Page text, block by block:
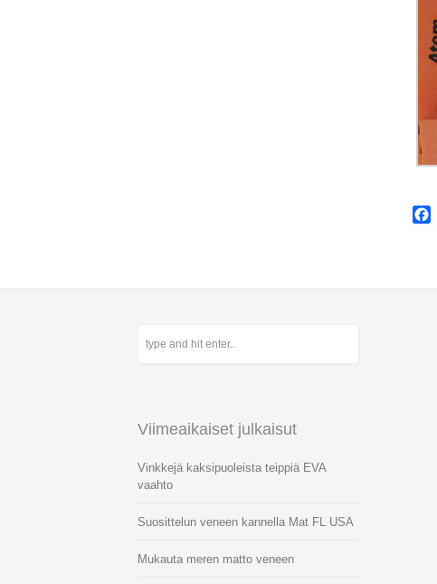
Viimeaikaiset julkaisut
Vinkkejä kaksipuoleista teippiä EVA
vaahto
Suosittelun veneen kannella Mat FL USA
Mukauta meren matto veneen